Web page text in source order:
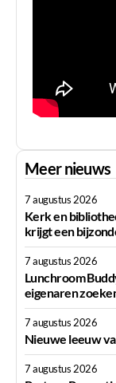
Meer nieuws
7 augustus 2026
Kerk en
krijgt een
7 augustus 2026
Lunchroom
eigenaren
7 augustus 2026
Nieuwe leeuw
7 augustus 2026